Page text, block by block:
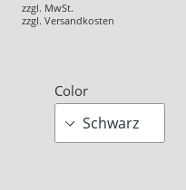
zzgl. MwSt.
zzgl. Versandkosten
Color